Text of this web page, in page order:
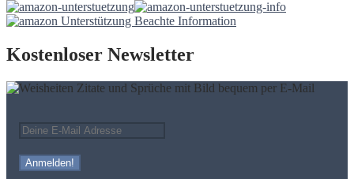
Kostenloser Newsletter